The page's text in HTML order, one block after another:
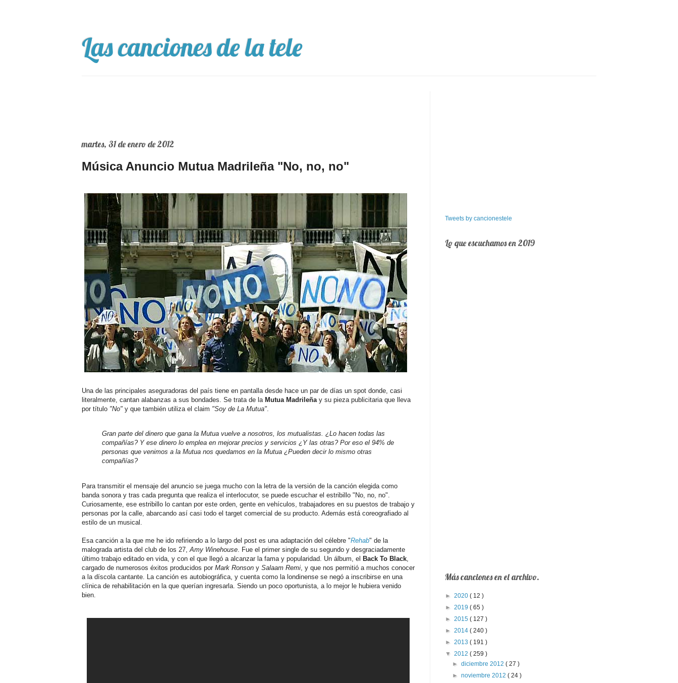
Las canciones de la tele
martes, 31 de enero de 2012
Música Anuncio Mutua Madrileña "No, no, no"
Una de las principales aseguradoras del país tiene en pantalla desde hace un par de días un spot donde, casi
literalmente, cantan alabanzas a sus bondades. Se trata de la Mutua Madrileñay su pieza publicitaria que lleva
por título "No" y que también utiliza el claim "Soy de La Mutua".
Gran parte del dinero que gana la Mutua vuelve a nosotros, los mutualistas. ¿Lo hacen todas las
compañías? Y ese dinero lo emplea en mejorar precios y servicios ¿Y las otras? Por eso el 94% de
personas que venimos a la Mutua nos quedamos en la Mutua ¿Pueden decir lo mismo otras
compañías?
Para transmitir el mensaje del anuncio se juega mucho con la letra de la versión de la canción elegida como
banda sonora y tras cada pregunta que realiza el interlocutor, se puede escuchar el estribillo "No, no, no".
Curiosamente, ese estribillo lo cantan por este orden, gente en vehículos, trabajadores en su puestos de trabajo y
personas por la calle, abarcando así casi todo el target comercial de su producto. Además está coreografiado al
estilo de un musical.
Esa canción a la que me he ido refiriendo a lo largo del post es una adaptación del célebre "Rehab" de la
malograda artista del club de los 27, Amy Winehouse . Fue el primer single de su segundo y desgraciadamente
último trabajo editado en vida, y con el que llegó a alcanzar la fama y popularidad. Un álbum, el Back To Black
cargado de numerosos éxitos producidos por Mark Ronson y Salaam Remi , y que nos permitió a muchos conocer
a la díscola cantante. La canción es autobiográfica, y cuenta como la londinense se negó a inscribirse en una
clínica de rehabilitación en la que querían ingresarla. Siendo un poco oportunista, a lo mejor le hubiera venido
bien.
Tweets by cancionestele
Lo que escuchamos en 2019
Más canciones en el archivo.
► 2020 ( 12 )
► 2019 ( 65 )
► 2015 ( 127 )
► 2014 ( 240 )
► 2013 ( 191 )
▼ 2012 ( 259 )
►diciembre 2012( 27 )
►noviembre 2012( 24 )